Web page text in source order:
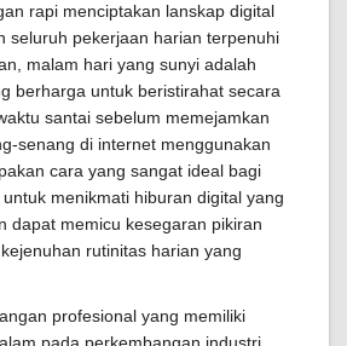
rapi menciptakan lanskap digital
seluruh pekerjaan harian terpenuhi
malam hari yang sunyi adalah
berharga untuk beristirahat secara
santai sebelum memejamkan
senang di internet menggunakan
cara yang sangat ideal bagi
menikmati hiburan digital yang
dapat memicu kesegaran pikiran
rutinitas harian yang
profesional yang memiliki